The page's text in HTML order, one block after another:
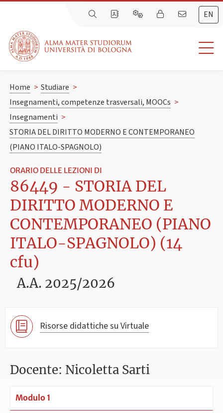
EN
Home > Studiare >
Insegnamenti, competenze trasversali, MOOCs >
Insegnamenti >
STORIA DEL DIRITTO MODERNO E CONTEMPORANEO
(PIANO ITALO-SPAGNOLO)
ORARIO DELLE LEZIONI DI
86449 - STORIA DEL
DIRITTO MODERNO E
CONTEMPORANEO (PIANO
ITALO-SPAGNOLO) (14
cfu)
A.A. 2025/2026
Risorse didattiche su Virtuale
Docente: Nicoletta Sarti
Modulo 1